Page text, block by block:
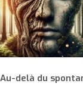
Au-delà du